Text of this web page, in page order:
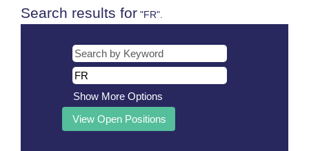
Search results for "FR".
Show More Options